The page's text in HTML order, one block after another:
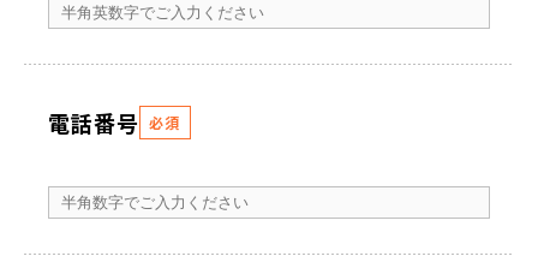
電話番号 必須